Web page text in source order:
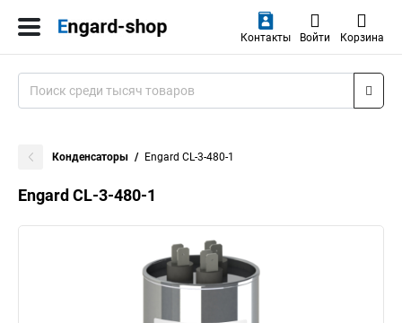
Контакты Войти Корзина
Конденсаторы Engard CL-3-480-1
Engard CL-3-480-1